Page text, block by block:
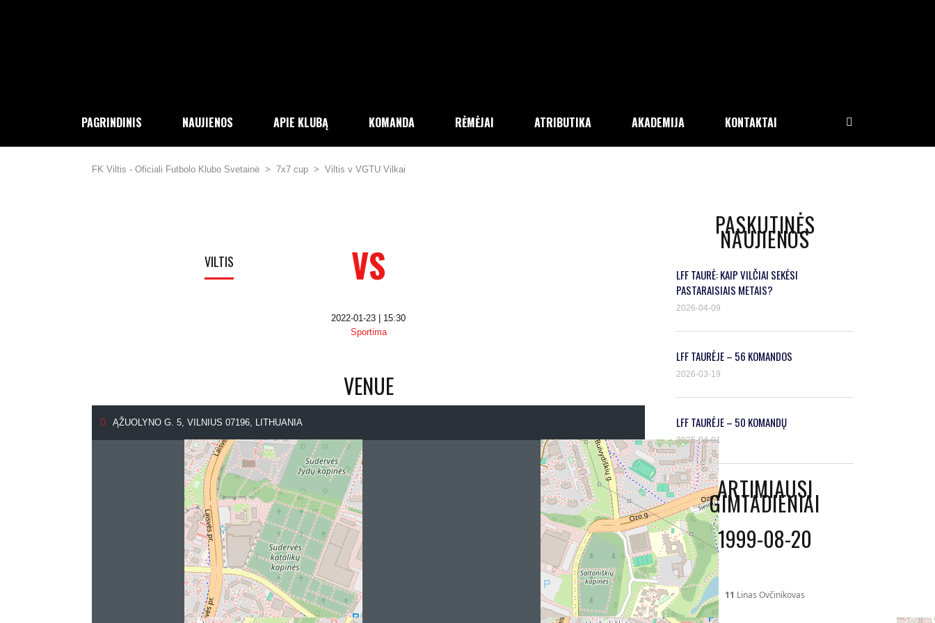
PAGRINDINIS NAUJIENOS APIE KLUBĄ KOMANDA RĖMĖJAI ATRIBUTIKA AKADEMIJA KONTAKTAI
FK Viltis - Oficiali Futbolo Klubo Svetainė > 7x7 cup > Viltis v VGTU Vilkai
VILTIS VS
2022-01-23 | 15:30
Sportima
VENUE
ĄŽUOLYNO G. 5, VILNIUS 07196, LITHUANIA
PASKUTINĖS
NAUJIENOS
2026-04-09
LFF TAURĖ: KAIP VILČIAI SEKĖSI
PASTARAISIAIS METAIS?
2026-03-19
LFF TAURĖJE – 56 KOMANDOS
2025-04-01
LFF TAURĖJE – 50 KOMANDŲ
ARTIMIAUSI
GIMTADIENIAI
1999-08-20
11 Linas Ovčinikovas